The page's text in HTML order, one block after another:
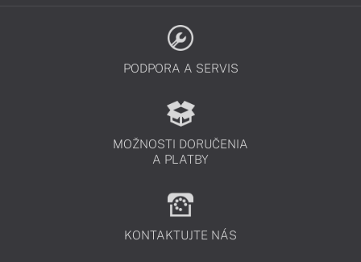
PODPORA A SERVIS
MOŽNOSTI DORUČENIA
A PLATBY
KONTAKTUJTE NÁS